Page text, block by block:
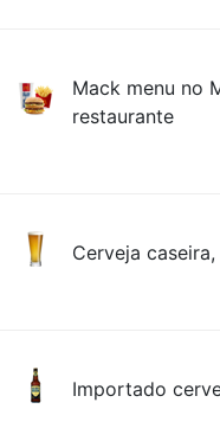
Mack menu no
restaurante
Cerveja
Importado